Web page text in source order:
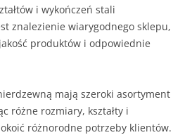
i wykończeń stali
znalezienie wiarygodnego sklepu,
produktów i odpowiednie
mają szeroki asortyment
różne rozmiary, kształty i
różnorodne potrzeby klientów.